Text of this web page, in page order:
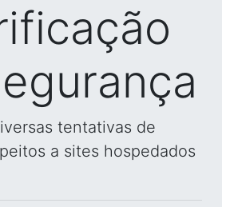
tentativas de
a sites hospedados